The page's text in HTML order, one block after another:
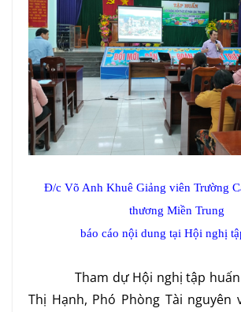
Đ/c Võ Anh Khuê Giảng viên Trường
thương Miền Trung
báo cáo nội dung tại Hội nghị
Tham dự Hội nghị tập
Thị Hạnh, Phó Phòng Tài nguyên